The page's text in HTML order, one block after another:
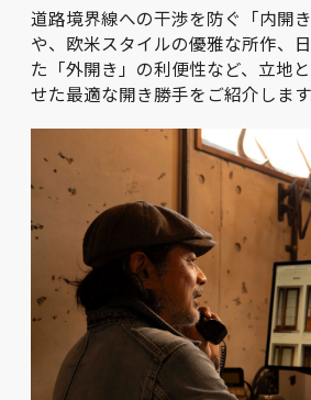
道路境界線への干渉を防ぐ「内開
や、欧米スタイルの優雅な所作、
た「外開き」の利便性など、立地
せた最適な開き勝手をご紹介します